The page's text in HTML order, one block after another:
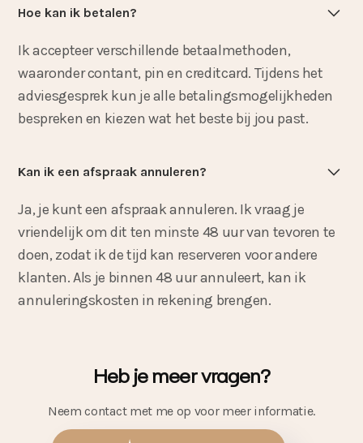
Hoe kan ik betalen?
Ik accepteer verschillende betaalmethoden,
waaronder contant, pin en creditcard. Tijdens het
adviesgesprek kun je alle betalingsmogelijkheden
bespreken en kiezen wat het beste bij jou past.
Kan ik een afspraak annuleren?
Ja, je kunt een afspraak annuleren. Ik vraag je
vriendelijk om dit ten minste 48 uur van tevoren te
doen, zodat ik de tijd kan reserveren voor andere
klanten. Als je binnen 48 uur annuleert, kan ik
annuleringskosten in rekening brengen.
Heb je meer vragen?
Neem contact met me op voor meer informatie.